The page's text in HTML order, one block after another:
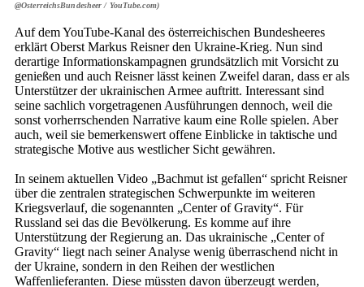
@OsterreichsBundesheer / YouTube.com)
Auf dem YouTube-Kanal des österreichischen Bundesheeres
erklärt Oberst Markus Reisner den Ukraine-Krieg. Nun sind
derartige Informationskampagnen grundsätzlich mit Vorsicht zu
genießen und auch Reisner lässt keinen Zweifel daran, dass er als
Unterstützer der ukrainischen Armee auftritt. Interessant sind
seine sachlich vorgetragenen Ausführungen dennoch, weil die
sonst vorherrschenden Narrative kaum eine Rolle spielen. Aber
auch, weil sie bemerkenswert offene Einblicke in taktische und
strategische Motive aus westlicher Sicht gewähren.
In seinem aktuellen Video „Bachmut ist gefallen“ spricht Reisner
über die zentralen strategischen Schwerpunkte im weiteren
Kriegsverlauf, die sogenannten „Center of Gravity“. Für
Russland sei das die Bevölkerung. Es komme auf ihre
Unterstützung der Regierung an. Das ukrainische „Center of
Gravity“ liegt nach seiner Analyse wenig überraschend nicht in
der Ukraine, sondern in den Reihen der westlichen
Waffenlieferanten. Diese müssten davon überzeugt werden,